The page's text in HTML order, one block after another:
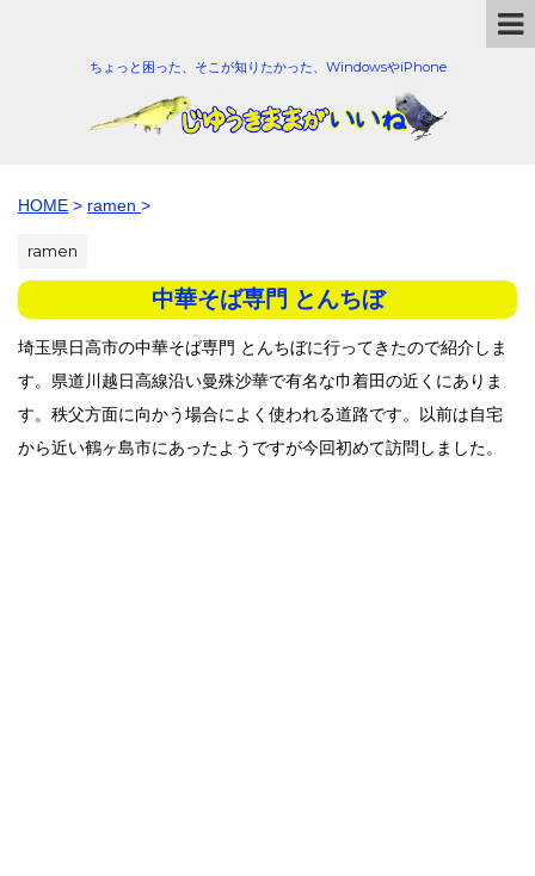
ちょっと困った、そこが知りたかった、WindowsやiPhone
HOME > ramen >
ramen
中華そば専門 とんちぼ
埼玉県日高市の中華そば専門 とんちぼに行ってきたので紹介しま
す。県道川越日高線沿い曼殊沙華で有名な巾着田の近くにありま
す。秩父方面に向かう場合によく使われる道路です。以前は自宅
から近い鶴ヶ島市にあったようですが今回初めて訪問しました。